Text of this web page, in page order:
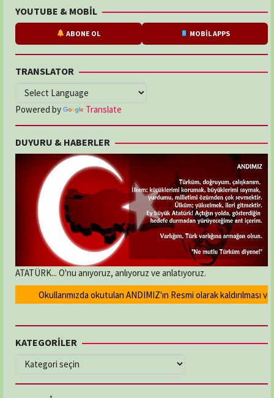
YOUTUBE & MOBİL
ABONE OL MOBİL APPS
TRANSLATOR
Powered by Translate
DUYURU & HABERLER
ATATÜRK... O'nu anıyoruz, anlıyoruz ve anlatıyoruz.
Okullarımızda okutulan ANDIMIZ'ın Resmi olarak kaldırılması ve
KATEGORİLER
KATEGORİLER